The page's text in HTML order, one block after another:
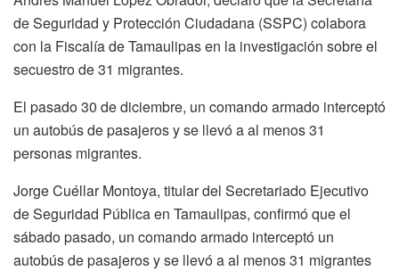
de Seguridad y Protección Ciudadana (SSPC) colabora
con la Fiscalía de Tamaulipas en la investigación sobre el
secuestro de 31 migrantes.
El pasado 30 de diciembre, un comando armado interceptó
un autobús de pasajeros y se llevó a al menos 31
personas migrantes.
Jorge Cuéllar Montoya, titular del Secretariado Ejecutivo
de Seguridad Pública en Tamaulipas, confirmó que el
sábado pasado, un comando armado interceptó un
autobús de pasajeros y se llevó a al menos 31 migrantes